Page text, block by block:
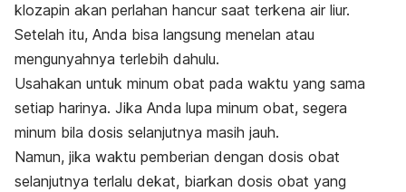
klozapin akan perlahan hancur saat terkena air liur.
Setelah itu, Anda bisa langsung menelan atau
mengunyahnya terlebih dahulu.
Usahakan untuk minum obat pada waktu yang sama
setiap harinya. Jika Anda lupa minum obat, segera
minum bila dosis selanjutnya masih jauh.
Namun, jika waktu pemberian dengan dosis obat
selanjutnya terlalu dekat, biarkan dosis obat yang